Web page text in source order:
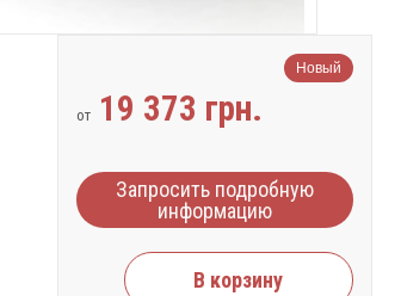
Новый
от 19 373 грн.
Запросить подробную
информацию
В корзину